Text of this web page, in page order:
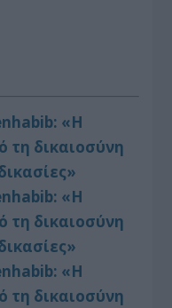
«Η
τη δικαιοσύνη
«Η
τη δικαιοσύνη
«Η
τη δικαιοσύνη